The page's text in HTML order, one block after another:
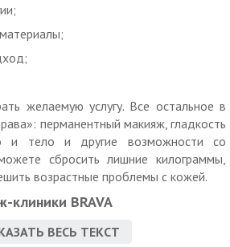
желаемую услугу. Все остальное в
перманентный макияж, гладкость
и тело и другие возможности со
сбросить лишние килограммы,
возрастные проблемы с кожей.
клиники BRAVA
самых разных направлениях бьюти-
ВЕСЬ ТЕКСТ